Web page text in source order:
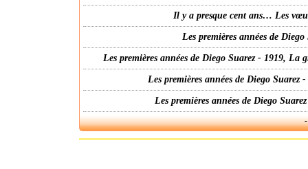
Il y a presque cent ans… Les
Les premières années de
Les premières années de Diego Suarez - 1919,
Les premières années de Diego
Les premières années de Diego